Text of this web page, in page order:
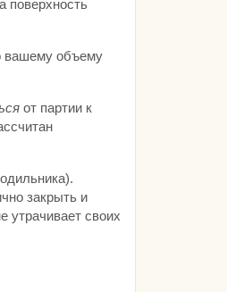
поверхность
вашему объему
от партии к
закрыть и
утрачивает своих